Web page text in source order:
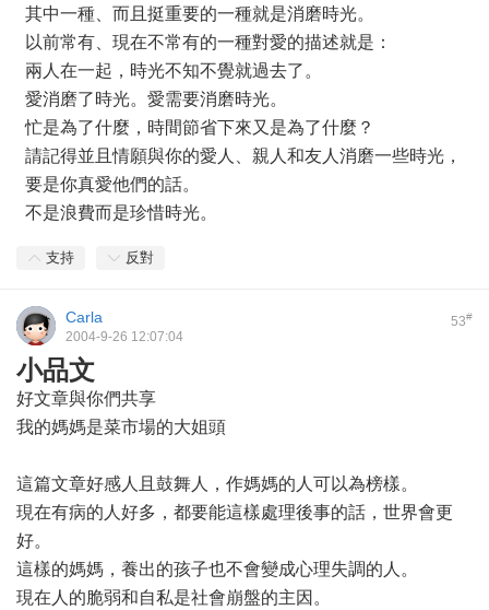
其中一種、而且挺重要的一種就是消磨時光。
以前常有、現在不常有的一種對愛的描述就是：
兩人在一起，時光不知不覺就過去了。
愛消磨了時光。愛需要消磨時光。
忙是為了什麼，時間節省下來又是為了什麼？
請記得並且情願與你的愛人、親人和友人消磨一些時光，
要是你真愛他們的話。
不是浪費而是珍惜時光。
支持 反對
53#
Carla
2004-9-26 12:07:04
小品文
好文章與你們共享
我的媽媽是菜市場的大姐頭
這篇文章好感人且鼓舞人，作媽媽的人可以為榜樣。
現在有病的人好多，都要能這樣處理後事的話，世界會更
好。
這樣的媽媽，養出的孩子也不會變成心理失調的人。
現在人的脆弱和自私是社會崩盤的主因。